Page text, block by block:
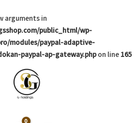
arguments in
public_html/wp-
modules/paypal-adaptive-
paypal-ap-gateway.phpon line 165